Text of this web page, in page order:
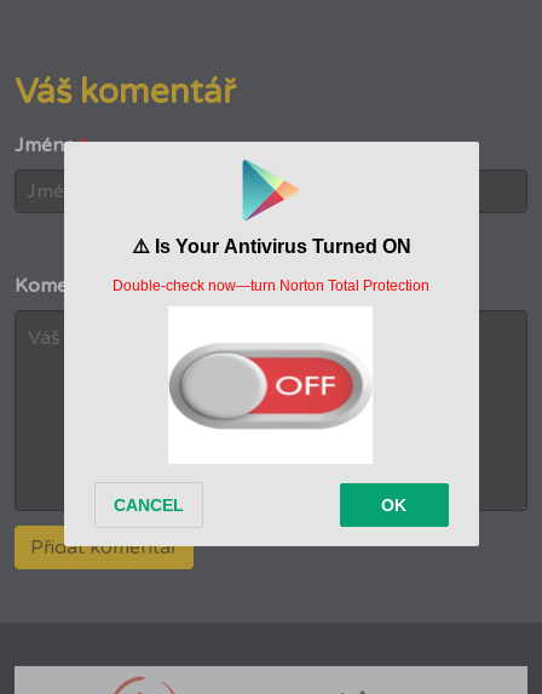
Váš komentář
Jméno*
Komentář *